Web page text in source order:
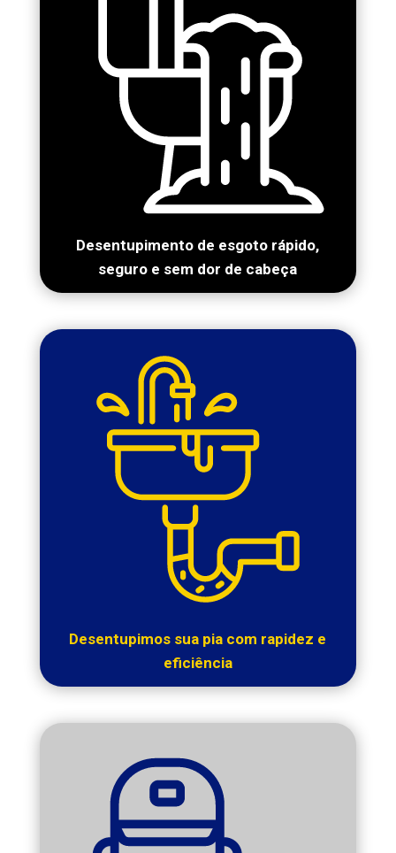
Desentupimento de esgoto rápido,
seguro e sem dor de cabeça
Desentupimos sua pia com rapidez e
eficiência